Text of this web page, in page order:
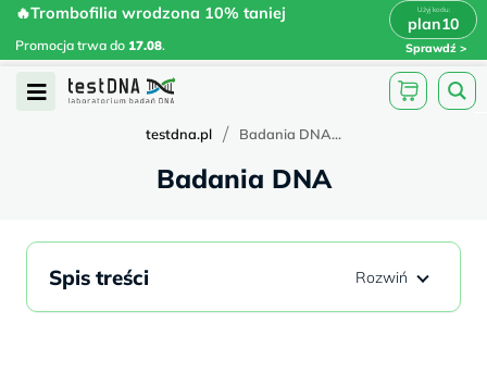
Skip
content
🔥Trombofilia wrodzona 10% taniej
Promocja trwa do 17.08.
plan10
Sprawdź
🔥Trombofilia wrodzona 10% taniej
plan10 x
Open
testdna.pl / Badania DNA...
Badania DNA
Spis treści